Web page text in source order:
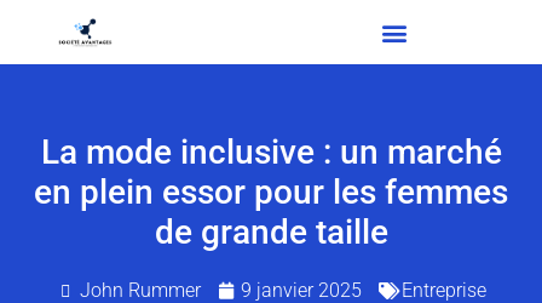
La mode inclusive : un marché
en plein essor pour les femmes
de grande taille
John Rummer 9 janvier 2025 Entreprise